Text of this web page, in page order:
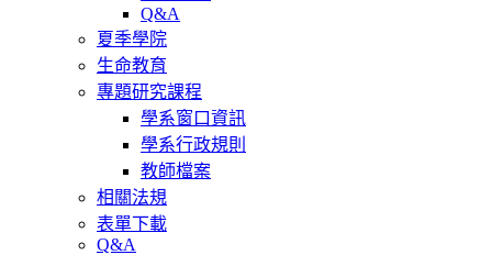
Q&A
夏季學院
生命教育
專題研究課程
學系窗口資訊
學系行政規則
教師檔案
相關法規
表單下載
Q&A